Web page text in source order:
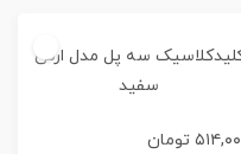
سه پل مدل ارس
سفید
تومان